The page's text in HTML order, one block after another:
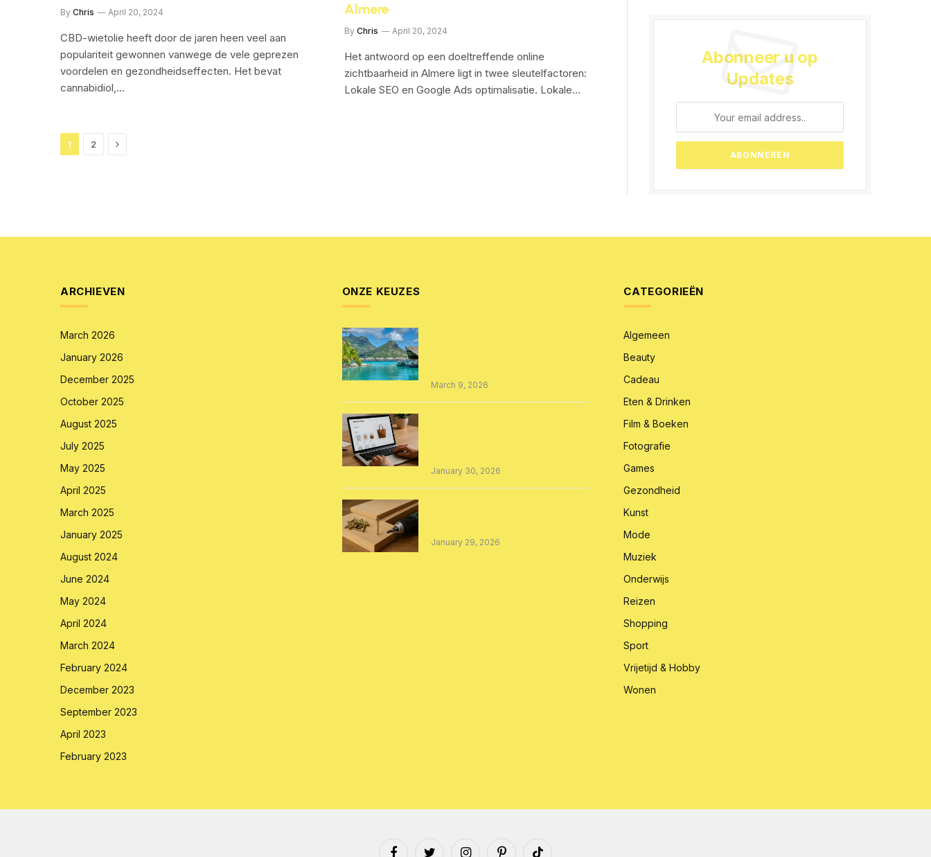
By Chris April 20, 2024
CBD-wietolie heeft door de jaren heen veel aan
populariteit gewonnen vanwege de vele geprezen
voordelen en gezondheidseffecten. Het bevat
cannabidiol,…
Almere
By Chris April 20, 2024
Het antwoord op een doeltreffende online
zichtbaarheid in Almere ligt in twee sleutelfactoren:
Lokale SEO en Google Ads optimalisatie. Lokale…
1 2 Next
Abonneer u op
Updates
ARCHIEVEN
March 2026
January 2026
December 2025
October 2025
August 2025
July 2025
May 2025
April 2025
March 2025
January 2025
August 2024
June 2024
May 2024
April 2024
March 2024
February 2024
December 2023
September 2023
April 2023
February 2023
ONZE KEUZES
March 9, 2026
January 30, 2026
January 29, 2026
CATEGORIEËN
Algemeen
Beauty
Cadeau
Eten & Drinken
Film & Boeken
Fotografie
Games
Gezondheid
Kunst
Mode
Muziek
Onderwijs
Reizen
Shopping
Sport
Vrijetijd & Hobby
Wonen